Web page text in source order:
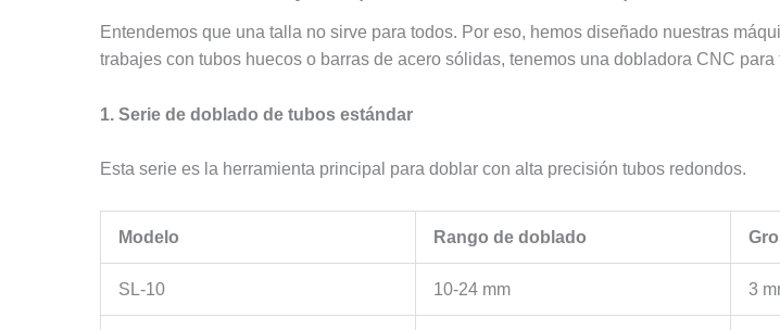
Entendemos que una talla no sirve para todos. Por eso, hemos diseñado nuestras
trabajes con tubos huecos o barras de acero sólidas, tenemos una dobladora CNC para
1. Serie de doblado de tubos estándar
Esta serie es la herramienta principal para doblar con alta precisión tubos redondos.
Modelo Rango de doblado
SL-10 10-24 mm 3